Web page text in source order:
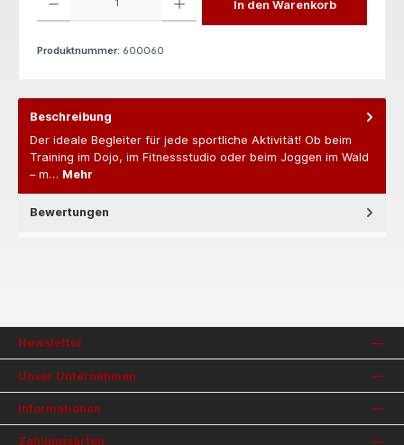
In den Warenkorb
Produktnummer: 600060
Beschreibung
Der ideale Begleiter für jede sportliche Aktivität! Ob beim
Training im Dojo, im Fitnessstudio oder beim Joggen im Wald
– m… Mehr
Bewertungen
Newsletter
Unser Unternehmen
Informationen
Zahlungsarten